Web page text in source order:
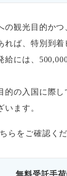
の観光目的かつ
れば、特別到
給には、
の入国に際し
います。
らをご確認く
無料受託手